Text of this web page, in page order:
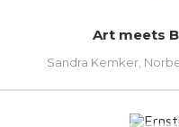
Art meets
Sandra Kemker,